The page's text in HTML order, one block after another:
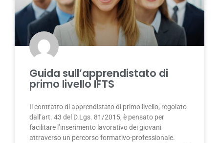
Guida sull’apprendistato di
primo livello IFTS
Il contratto di apprendistato di primo livello, regolato
dall’art. 43 del D.Lgs. 81/2015, è pensato per
facilitare l’inserimento lavorativo dei giovani
attraverso un percorso formativo-professionale.